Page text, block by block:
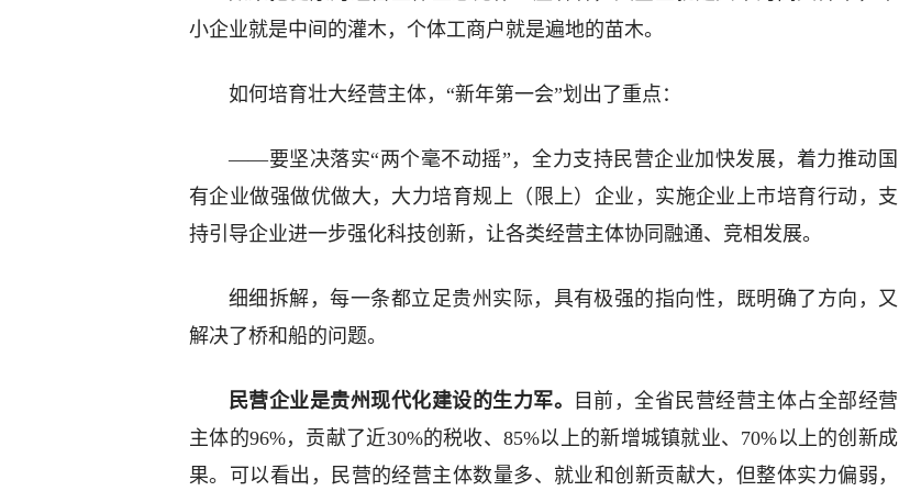
小企业就是中间的灌木，个体工商户就是遍地的苗木。
如何培育壮大经营主体，“新年第一会”划出了重点：
——要坚决落实“两个毫不动摇”，全力支持民营企业加快发展，着力推动国
有企业做强做优做大，大力培育规上（限上）企业，实施企业上市培育行动，支
持引导企业进一步强化科技创新，让各类经营主体协同融通、竞相发展。
细细拆解，每一条都立足贵州实际，具有极强的指向性，既明确了方向，又
解决了桥和船的问题。
民营企业是贵州现代化建设的生力军。
目前，全省民营经营主体占全部经营
主体的96%，贡献了近30%的税收、85%以上的新增城镇就业、70%以上的创新成
果。可以看出，民营的经营主体数量多、就业和创新贡献大，但整体实力偏弱，